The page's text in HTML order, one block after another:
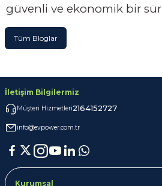
güvenli ve ekonomik bir
Tüm Bloglar
İletişim Bilgilermiz
Müşteri Hizmetleri2164152727
info@evpower.com.tr
Kurumsal